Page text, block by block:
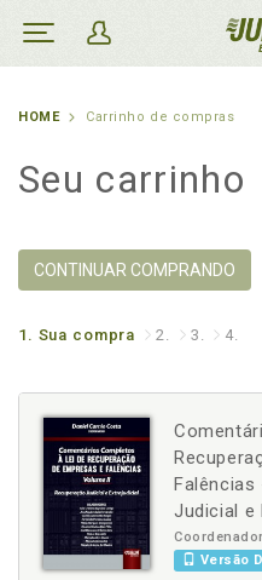
HOME Carrinho de compras
Seu carrinho
CONTINUAR COMPRANDO
1. Sua compra 2. 3. 4.
Falências
Judicial e
Versão